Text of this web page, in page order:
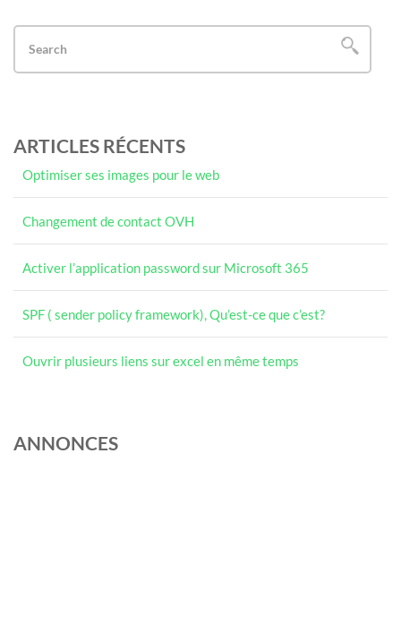
ARTICLES RÉCENTS
Optimiser ses images pour le web
Changement de contact OVH
Activer l’application password sur Microsoft 365
SPF ( sender policy framework), Qu’est-ce que c’est?
Ouvrir plusieurs liens sur excel en même temps
ANNONCES